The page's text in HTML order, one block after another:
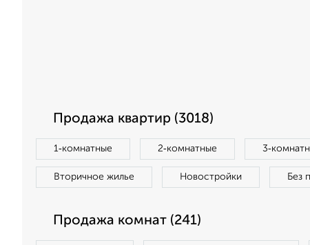
Продажа квартир (3018)
1‑комнатные 2‑комнатные
Вторичное жилье Новостройки Без
Продажа комнат (241)